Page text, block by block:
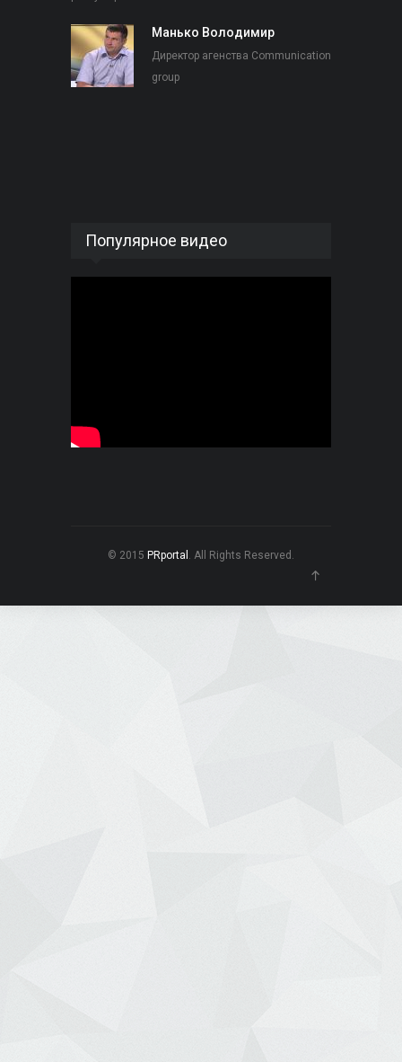
Манько Володимир
Директор агенства Communication
group
Популярное видео
© 2015 PRportal . All Rights Reserved.